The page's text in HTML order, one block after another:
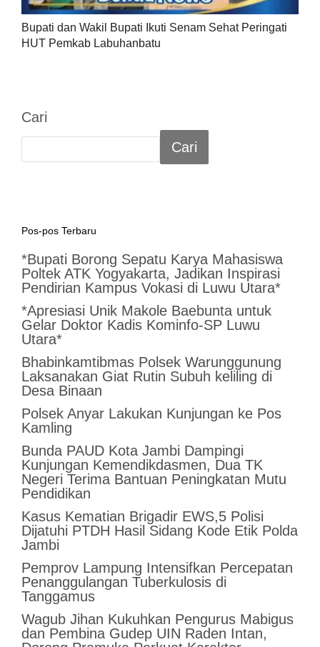
Bupati dan Wakil Bupati Ikuti Senam Sehat Peringati
HUT Pemkab Labuhanbatu
Cari
Cari
Pos-pos Terbaru
*Bupati Borong Sepatu Karya Mahasiswa
Poltek ATK Yogyakarta, Jadikan Inspirasi
Pendirian Kampus Vokasi di Luwu Utara*
*Apresiasi Unik Makole Baebunta untuk
Gelar Doktor Kadis Kominfo-SP Luwu
Utara*
Bhabinkamtibmas Polsek Warunggunung
Laksanakan Giat Rutin Subuh keliling di
Desa Binaan
Polsek Anyar Lakukan Kunjungan ke Pos
Kamling
Bunda PAUD Kota Jambi Dampingi
Kunjungan Kemendikdasmen, Dua TK
Negeri Terima Bantuan Peningkatan Mutu
Pendidikan
Kasus Kematian Brigadir EWS,5 Polisi
Dijatuhi PTDH Hasil Sidang Kode Etik Polda
Jambi
Pemprov Lampung Intensifkan Percepatan
Penanggulangan Tuberkulosis di
Tanggamus
Wagub Jihan Kukuhkan Pengurus Mabigus
dan Pembina Gudep UIN Raden Intan,